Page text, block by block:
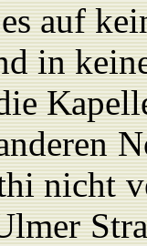
es auf
in
K
nicht